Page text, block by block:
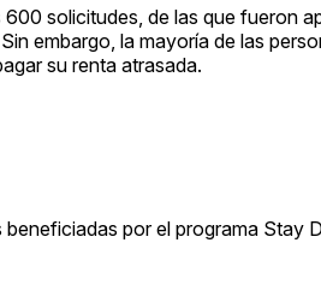
solicitudes, de las que fueron
embargo, la mayoría de las
su renta atrasada.
por el programa Stay